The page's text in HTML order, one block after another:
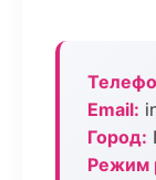
Email:
Город:
Режим